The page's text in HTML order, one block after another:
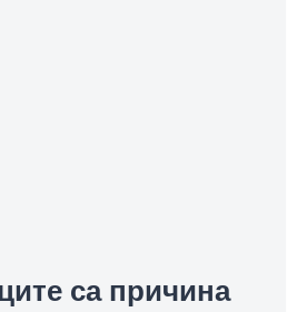
са причина